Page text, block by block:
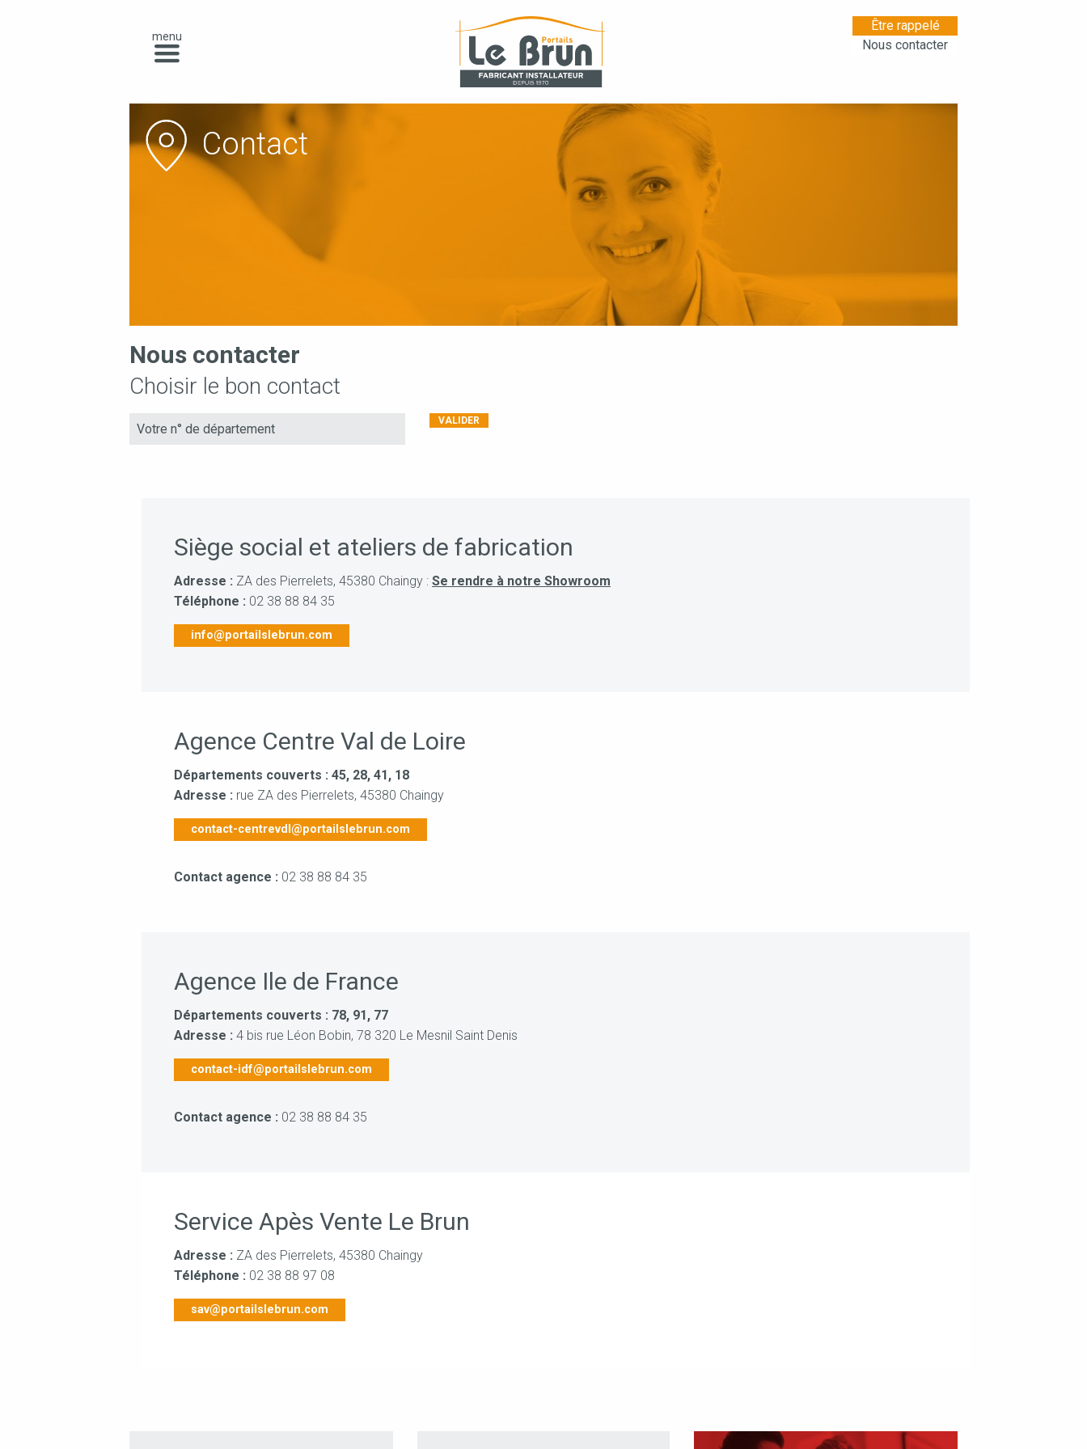
menu
Être rappelé
Nous contacter
Contact
Nous contacter
Choisir le bon contact
Siège social et ateliers de fabrication
Adresse : ZA des Pierrelets, 45380 Chaingy : Se rendre à notre Showroom
Téléphone : 02 38 88 84 35
info@portailslebrun.com
Agence Centre Val de Loire
Départements couverts : 45, 28, 41, 18
Adresse : rue ZA des Pierrelets, 45380 Chaingy
contact-centrevdl@portailslebrun.com
Contact agence : 02 38 88 84 35
Agence Ile de France
Départements couverts : 78, 91, 77
Adresse : 4 bis rue Léon Bobin, 78 320 Le Mesnil Saint Denis
contact-idf@portailslebrun.com
Contact agence : 02 38 88 84 35
Service Apès Vente Le Brun
Adresse : ZA des Pierrelets, 45380 Chaingy
Téléphone : 02 38 88 97 08
sav@portailslebrun.com